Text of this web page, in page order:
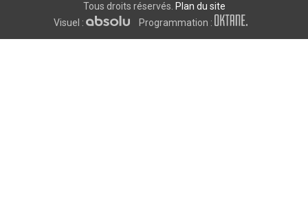
Tous droits réservés. Plan du site
Visuel :
Programmation :